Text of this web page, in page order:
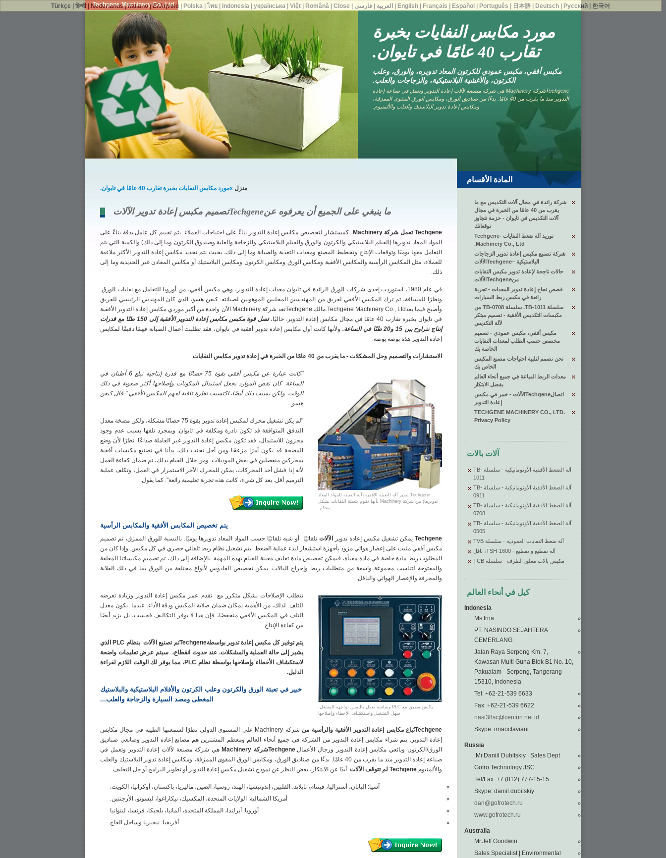
Techgene Machinery Co., Ltd.
مورد مكابس النفايات بخبرة
تقارب 40 عامًا في تايوان.
مكبس أفقي، مكبس عمودي للكرتون المعاد تدويره، والورق، وعلب
الكرتون، والأغشية البلاستيكية، والزجاجات والعلب.
Techgeneشركة Machinery هي شركة مصنعة لآلات إعادة التدوير وتعمل في صناعة إعادة
التدوير منذ ما يقرب من 40 عامًا. بدءًا من صناديق الورق، ومكابس الورق المقوى الممزقة،
ومكابس إعادة تدوير البلاستيك والعلب والألمنيوم.
منزل »مورد مكابس النفايات بخبرة تقارب 40 عامًا في تايوان.
ما ينبغي على الجميع أن يعرفوه عنTechgeneتصميم مكبس إعادة تدوير الآلات
Techgene تعمل شركة Machinery
كمستشار لتخصيص مكابس إعادة التدوير بناءً على احتياجات العملاء. يتم تقييم كل عامل بدقة بناءً على
المواد المعاد تدويرها (الفيلم البلاستيكي والكرتون والورق والفيلم البلاستيكي والزجاجة والعلبة وصندوق الكرتون وما إلى ذلك) والكمية التي يتم
التعامل معها يوميًا وتوقعات الإنتاج وتخطيط المصنع ومعدات التغذية والصيانة وما إلى ذلك، بحيث يتم تحديد مكابس إعادة التدوير الأكثر ملاءمة
للعملاء، مثل المكابس الرأسية والمكابس الأفقية ومكابس الورق ومكابس الكرتون ومكابس البلاستيك أو مكابس المعادن غير الحديدية وما إلى
ذلك.
في عام 1980، استوردت إحدى شركات الورق الرائدة في تايوان معدات إعادة التدوير، وهي مكبس أفقي، من أوروبا للتعامل مع نفايات الورق.
ونظرًا للمسافة، تم ترك المكبس الأفقي لفريق من المهندسين المحليين الموهوبين لصيانته. كيفن هسو، الذي كان المهندس الرئيسي للفريق
وأصبح فيما بعدTechgene Machinery Co., Ltd.مالك.Techgeneتعد شركة Machinery الآن واحدة من أكبر موردي مكابس إعادة التدوير الأفقية
في تايوان بخبرة تقارب 40 عامًا في مجال مكابس إعادة التدوير. حاليًا،
تصل قوة مكبس مكابس إعادة التدوير الأفقية إلى 150 طنًا مع قدرات
إنتاج تتراوح بين 15 و20 طنًا في الساعة.
ولأنها كانت أول مكابس إعادة تدوير أفقية في تايوان، فقد تطلبت أعمال الصيانة فهمًا دقيقًا لمكابس
إعادة التدوير هذه بوصة بوصة.
الاستشارات والتصميم وحل المشكلات - ما يقرب من 40 عامًا من الخبرة في إعادة تدوير مكابس النفايات
Techgene تتميز آلة التعبئة الأفقية (آلة التعبئة للمواد المعاد
تدويرها) من شركة Machinery بأنها تقوم بتعبئة النفايات بشكل
محكم.
"كانت عبارة عن مكبس أفقي بقوة 75 حصانًا مع قدرة إنتاجية تبلغ 6 أطنان في
الساعة. كان نقص الموارد يجعل استبدال المكونات وإصلاحها أكثر صعوبة في ذلك
الوقت. ولكن بسبب ذلك أيضًا، اكتسبت نظرة ثاقبة لفهم المكبس الأفقي." قال كيفن
هسو.
"لم يكن تشغيل محرك لمكبس إعادة تدوير بقوة 75 حصانًا مشكلة، ولكن مضخة معدل
التدفق المتوافقة قد تكون نادرة ومكلفة في تايوان. وبمجرد تلفها بسبب عدم وجود
مخزون للاستبدال، فقد تكون مكبس إعادة التدوير غير العاملة صداعًا. نظرًا لأن وضع
المضخة قد يكون أمرًا مزعجًا ومن أجل تجنب ذلك، بدأنا في تصنيع مكبسات أفقية
بمحركين منفصلين في بعض الموديلات. ومن خلال القيام بذلك، تم ضمان كفاءة العمل
لأنه إذا فشل أحد المحركات، يمكن للمحرك الآخر الاستمرار في العمل، وتكلف عملية
الترميم أقل. بعد كل شيء، كانت هذه تجربة تعليمية رائعة". كما يقول.
يتم تخصيص المكابس الأفقية والمكابس الرأسية
Techgene يمكن تشغيل مكبس إعادة تدوير الآلات تلقائيًا أو شبه تلقائيًا حسب المواد المعاد تدويرها يوميًا. بالنسبة للورق الممزق، تم تصميم
مكبس أفقي مثبت على إعصار هوائي مزود بأجهزة استشعار لبدء عملية الضغط. يتم تشغيل نظام ربط تلقائي حصري في كل مكبس. وإذا كان من
المطلوب ربط مادة خاصة في مادة معبأة، فيمكن تخصيص مادة تغليف معينة للقيام بهذه المهمة. بالإضافة إلى ذلك، تم تصميم مكبساتنا المغلقة
والمفتوحة لتناسب مجموعة واسعة من متطلبات ربط وإخراج البالات. يمكن تخصيص القادوس لأنواع مختلفة من الورق بما في ذلك القلابة
والمجرفة والإعصار الهوائي والناقل.
مكبس مطبق مع PLC وشاشة تعمل باللمس لواجهة المشغل،
سهل التشغيل واستكشاف الأخطاء وإصلاحها
تتطلب الإصلاحات بشكل متكرر مع تقدم عمر مكبس إعادة التدوير وزيادة تعرضه
للتلف. لذلك، من الأهمية بمكان ضمان صلابة المكبس ودقة الأداء. عندما يكون معدل
التلف في المكبس الأفقي منخفضًا، فإن هذا لا يوفر التكاليف فحسب، بل يزيد أيضًا
من كفاءة الإنتاج.
يتم توفير كل مكبس إعادة تدوير بواسطةTechgeneتم تصنيع الآلات
بنظام PLC الذي
يشير إلى حالة العملية والمشكلات. عند حدوث انقطاع، سيتم عرضتعليمات واضحة
لاستكشاف الأخطاء وإصلاحها
بواسطة نظام PLC، مما يوفر لك الوقت اللازم لقراءة
الدليل.
خبير في تعبئة الورق والكرتون وعلب الكرتون والأفلام البلاستيكية والبلاستيك
المغطى ومصد السيارة والزجاجة والعلب...
Techgeneتُباع مكابس إعادة التدوير الأفقية والرأسية من
شركة Machinery على المستوى الدولي نظرًا لسمعتها الطيبة في مجال مكابس
إعادة التدوير. يتم شراء مكابس إعادة التدوير من الشركة في جميع أنحاء العالم ومعظم المشترين هم مصانع إعادة التدوير وصانعي صناديق
الورق/الكرتون وبائعي مكابس إعادة التدوير ورجال الأعمال.Techgeneشركة Machinery
هي شركة مصنعة لآلات إعادة التدوير وتعمل في
صناعة إعادة التدوير منذ ما يقرب من 40 عامًا. بدءًا من صناديق الورق، ومكابس الورق المقوى الممزقة، ومكابس إعادة تدوير البلاستيك والعلب
والألمنيوم.Techgene لم تتوقف الآلات أبدًا عن الابتكار، بغض النظر عن نموذج تشغيل مكبس إعادة التدوير أو تطوير البرامج أو حل التغليف.
آسيا: اليابان، أستراليا، فيتنام، تايلاند، الفلبين، إندونيسيا، الهند، روسيا، الصين، ماليزيا، باكستان، أوكرانيا، الكويت.
أمريكا الشمالية: الولايات المتحدة، المكسيك، نيكاراغوا، ليسوتو، الأرجنتين.
أوروبا: أيرلندا، المملكة المتحدة، ألمانيا، بلجيكا، فرنسا، ليتوانيا
أفريقيا: نيجيريا وساحل العاج
المادة الأقسام
شركة رائدة في مجال آلات التكديس مع ما
يقرب من 40 عامًا من الخبرة في مجال
آلات التكديس في تايوان - حزمة تتجاوز
توقعاتك
توريد آلة ضغط النفايات -Techgene
Machinery Co., Ltd.
شركة تصنيع مكبس إعادة تدوير الزجاجات
البلاستيكية –Techgeneالآلات
حالات ناجحة لإعادة تدوير مكبس النفايات
منTechgeneالآلات
قصص نجاح إعادة تدوير المعدات - تجربة
رائعة في مكبس ربط السيارات
سلسلة TB-1011. سلسلة TB-0708 من
مكبسات التكديس الأفقية - تصميم مبتكر
لآلة التكديس
مكبس أفقي، مكبس عمودي - تصميم
مخصص حسب الطلب لمعدات النفايات
الخاصة بك
نحن نصمم لتلبية احتياجات مصنع المكبس
الخاص بك
معدات الربط المباعة في جميع أنحاء العالم
بفضل الابتكار
اتصالTechgeneالآلات - خبير في مكبس
إعادة التدوير
TECHGENE MACHINERY CO., LTD.
Privacy Policy
آلات بالات
آلة الضغط الأفقية الأوتوماتيكية - سلسلة TB-
1011
آلة الضغط الأفقية الأوتوماتيكية - سلسلة TB-
0911
آلة الضغط الأفقية الأوتوماتيكية - سلسلة TB-
0708
آلة الضغط الأفقية الأوتوماتيكية - سلسلة TB-
0505
آلة ضغط النفايات العمودية - سلسلة TVB
آلة تقطيع و تقطيع - TSH-1600، ناقل
مكبس بالات مغلق الطرف - سلسلة TCB
كيل في أنحاء العالم
Indonesia
Ms.Irna
PT. NASINDO SEJAHTERA
CEMERLANG
Jalan Raya Serpong Km. 7,
Kawasan Multi Guna Blok B1 No. 10,
Pakualam - Serpong, Tangerang
15310, Indonesia
Tel: +62-21-539 6633
Fax: +62-21-539 6622
nasi38sc@centrin.net.id
Skype: irnaoctaviani
Russia
Mr.Daniil Dubitskiy | Sales Dept.
Gofro Technology JSC
Tel/Fax: +7 (812) 777-15-15
Skype: daniil.dubitskiy
dan@gofrotech.ru
www.gofrotech.ru
Australia
Mr.Jeff Goodwin
Sales Specialist | Environmental
English Français Español Português 日本語 Deutsch Русский 한국어 العربية فارسی Türkçe |हिन्दी| Nederlands|Italiano|Ελληνικά Polska |ไทย Indonesia |українська |Việt Română |Close